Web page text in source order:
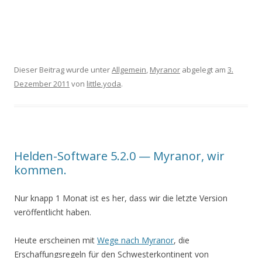
Dieser Beitrag wurde unterAllgemein, Myranor abgelegt am 3.
Dezember 2011 von little.yoda.
Helden-Software 5.2.0 — Myranor, wir
kommen.
Nur knapp 1 Monat ist es her, dass wir die letzte Version
veröffentlicht haben.
Heute erscheinen mit Wege nach Myranor, die
Erschaffungsregeln für den Schwesterkontinent von